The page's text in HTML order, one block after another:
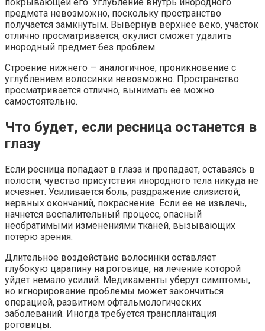
предмета невозможно, поскольку пространство
получается замкнутым. Вывернув верхнее веко, участок
отлично просматривается, окулист сможет удалить
инородный предмет без проблем.
Строение нижнего — аналогичное, проникновение с
углублением волосинки невозможно. Пространство
просматривается отлично, вынимать ее можно
самостоятельно.
Что будет, если ресница останется в
глазу
Если ресница попадает в глаза и пропадает, оставаясь в
полости, чувство присутствия инородного тела никуда не
исчезнет. Усиливается боль, раздражение слизистой,
нервных окончаний, покраснение. Если ее не извлечь,
начнется воспалительный процесс, опасный
необратимыми изменениями тканей, вызывающих
потерю зрения.
Длительное воздействие волосинки оставляет
глубокую царапину на роговице, на лечение которой
уйдет немало усилий. Медикаменты уберут симптомы,
но игнорирование проблемы может закончиться
операцией, развитием офтальмологических
заболеваний. Иногда требуется трансплантация
роговицы.